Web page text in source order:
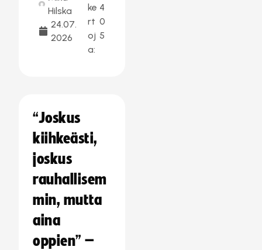
Hilska
24.07.
2026
ke
rt
oj
a:
4
0
5
“Joskus
kiihkeästi,
joskus
rauhallisem
min, mutta
aina
oppien” –